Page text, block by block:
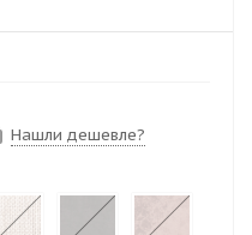
Нашли дешевле?